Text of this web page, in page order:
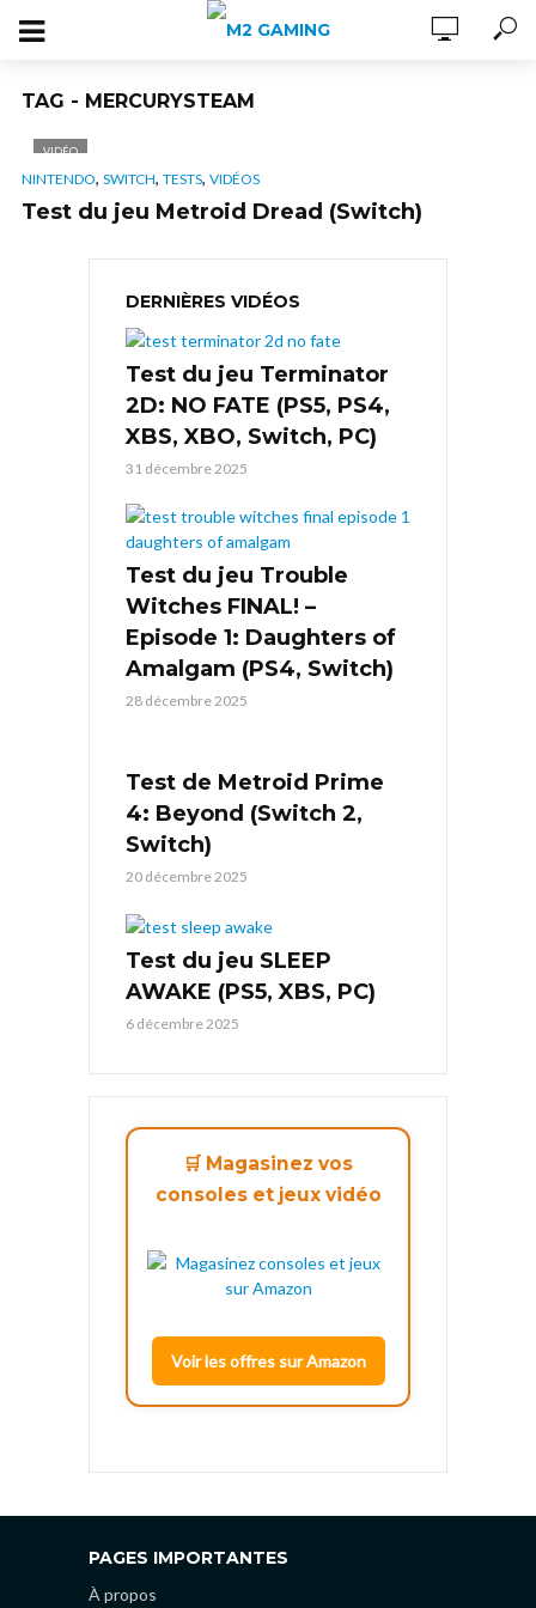
TAG - MERCURYSTEAM
VIDÉO
NINTENDO, SWITCH, TESTS, VIDÉOS
Test du jeu Metroid Dread (Switch)
DERNIÈRES VIDÉOS
Test du jeu Terminator
2D: NO FATE (PS5, PS4,
XBS, XBO, Switch, PC)
31 décembre 2025
Test du jeu Trouble
Witches FINAL! –
Episode 1: Daughters of
Amalgam (PS4, Switch)
28 décembre 2025
Test de Metroid Prime
4: Beyond (Switch 2,
Switch)
20 décembre 2025
Test du jeu SLEEP
AWAKE (PS5, XBS, PC)
6 décembre 2025
🛒 Magasinez vos
consoles et jeux vidéo
Voir les offres sur Amazon
PAGES IMPORTANTES
À propos